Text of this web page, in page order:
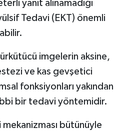
yanıt alınamadığı
Tedavi (EKT) önemli
imgelerin aksine,
ve kas gevşetici
fonksiyonları yakından
bir tedavi yöntemidir.
mekanizması bütünüyle